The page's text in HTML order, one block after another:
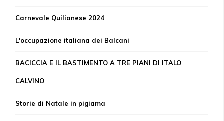
Carnevale Quilianese 2024
L'occupazione italiana dei Balcani
BACICCIA E IL BASTIMENTO A TRE PIANI DI ITALO
CALVINO
Storie di Natale in pigiama